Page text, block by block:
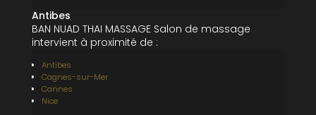
Antibes
BAN NUAD THAI MASSAGE Salon de massage
intervient à proximité de :
Antibes
Cagnes-sur-Mer
Cannes
Nice